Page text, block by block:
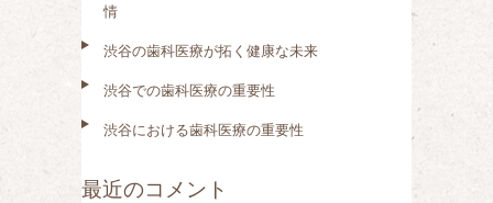
情
渋谷の歯科医療が拓く健康な未来
渋谷での歯科医療の重要性
渋谷における歯科医療の重要性
最近のコメント